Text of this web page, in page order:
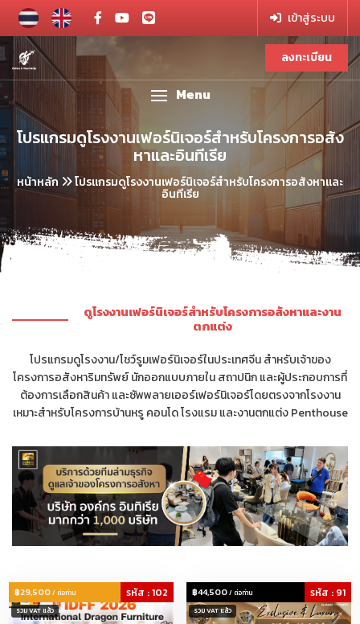
เข้าสู่ระบบ
ลงทะเบียน
Menu
โปรแกรมดูโรงงานเฟอร์นิเจอร์สำหรับโครงการอสัง
หาและอินทีเรีย
หน้าหลัก โปรแกรมดูโรงงานเฟอร์นิเจอร์สำหรับโครงการอสังหาและ
อินทีเรีย
ดูโรงงานเฟอร์นิเจอร์สำหรับโครงการอสังหาและงาน
ตกแต่ง
โปรแกรมดูโรงงาน/โชว์รูมเฟอร์นิเจอร์ในประเทศจีน สำหรับเจ้าของ
โครงการอสังหาริมทรัพย์ นักออกแบบภายใน สถาปนิก และผู้ประกอบการที่
ต้องการเลือกสินค้า และซัพพลายเออร์เฟอร์นิเจอร์โดยตรงจากโรงงาน
เหมาะสำหรับโครงการบ้านหรู คอนโด โรงแรม และงานตกแต่ง Penthouse
฿29,500/ ต่อท่าน
รวม VAT แล้ว
รหัส : 102 ฿44,500/ ต่อท่าน
รวม VAT แล้ว
รหัส : 91